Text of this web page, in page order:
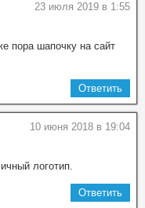
23 июля 2019 в 1:55
пора шапочку на сайт
Ответить
10 июня 2018 в 19:04
логотип.
Ответить